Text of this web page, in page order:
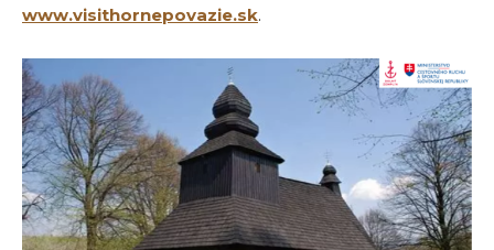
www.visithornepovazie.sk.